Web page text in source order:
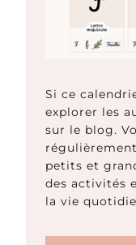
Si ce
explorer les
sur le blog.
petits et
des activités
la vie